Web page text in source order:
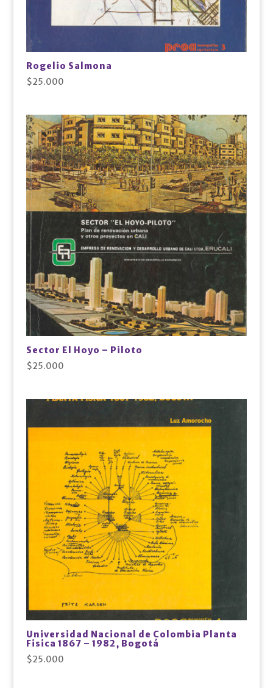
Rogelio Salmona
$25.000
Sector El Hoyo – Piloto
$25.000
Universidad Nacional de Colombia Planta
Fisica 1867 – 1982, Bogotá
$25.000